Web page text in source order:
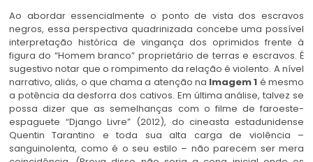
Ao abordar essencialmente o ponto de vista dos escravos
negros, essa perspectiva quadrinizada concebe uma possível
interpretação histórica de vingança dos oprimidos frente à
figura do “Homem branco” proprietário de terras e escravos. É
sugestivo notar que o rompimento da relação é violento. A nível
narrativo, aliás, o que chama a atenção na Imagem 1 é mesmo
a potência da desforra dos cativos. Em última análise, talvez se
possa dizer que as semelhanças com o filme de faroeste-
espaguete “Django Livre” (2012), do cineasta estadunidense
Quentin Tarantino e toda sua alta carga de violência –
sanguinolenta, como é o seu estilo – não parecem ser mera